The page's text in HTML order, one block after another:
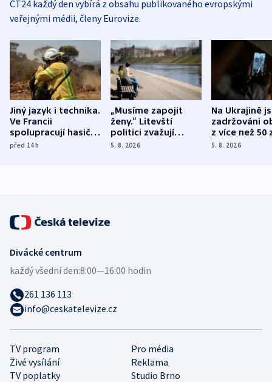
ČT24 každý den vybírá z obsahu publikovaného evropskými
veřejnými médii, členy Eurovize.
Jiný jazyk i technika.
Ve Francii
spolupracují hasiči z
různých zemí
před 14h
„Musíme zapojit
ženy.“ Litevští
politici zvažují
dohodu o
5. 8. 2026
Na Ukrajině
zadržováni
z více než 50
Bojovali na
5. 8. 2026
TV program
Pro média
Živé vysílání
Reklama
TV poplatky
Studio Brno
Divácké centrum
každý všední den:8:00—16:00 hodin
261 136 113
info@ceskatelevize.cz